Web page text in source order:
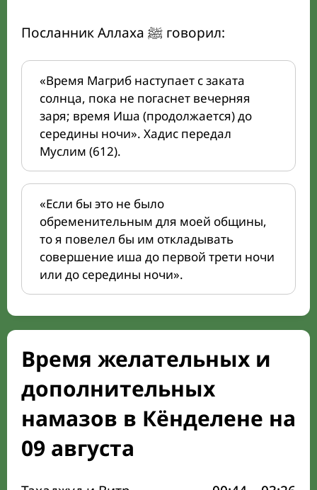
Посланник Аллаха ﷺ говорил:
«Время Магриб наступает с заката
солнца, пока не погаснет вечерняя
заря; время Иша (продолжается) до
середины ночи». Хадис передал
Муслим (612).
«Если бы это не было
обременительным для моей общины,
то я повелел бы им откладывать
совершение иша до первой трети ночи
или до середины ночи».
Время желательных и
дополнительных
намазов в Кёнделене на
09 августа